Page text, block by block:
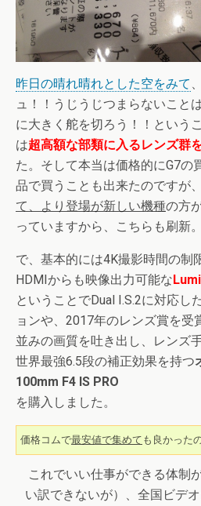
昨日の晴れ晴れとした空をみて
ュ！！うじうじつまらないこと
に大きく舵を切ろう！！という
は超高額な部類に入るレンズ群
た。そして本当は価格的にG7の
品で買うことも出来たのですが
て、より登場が新しい機種の方
っていますから、こちらも刷新。
で、基本的には4K撮影時間の制
HDMIからも映像出力可能な
ということでDual I.S.2に対応し
ョンや、2017年のレンズ賞を受
並みの画質を吐き出し、レンズ
世界最強6.5段の補正効果を持つ
100mm F4 IS PRO
を購入しました。
価格コムで最安値で集めて も良かった
これでいい仕事ができる体制
い訳できないが）、全国ビデ